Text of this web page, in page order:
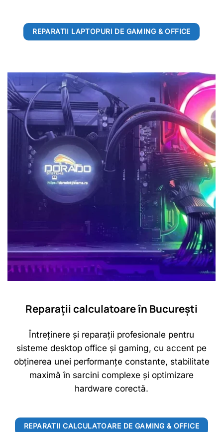
REPARATII LAPTOPURI DE GAMING & OFFICE
Reparații calculatoare în București
Întreținere și reparații profesionale pentru
sisteme desktop office și gaming, cu accent pe
obținerea unei performanțe constante, stabilitate
maximă în sarcini complexe și optimizare
hardware corectă.
REPARATII CALCULATOARE DE GAMING & OFFICE